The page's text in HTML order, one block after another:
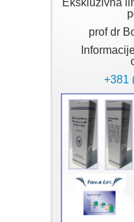
prof dr
+381